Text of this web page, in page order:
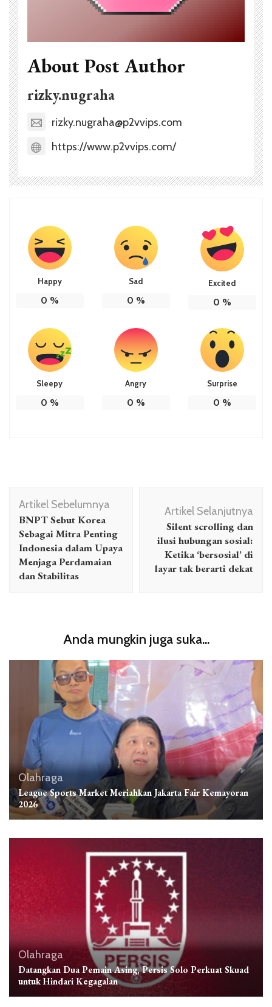
About Post Author
rizky.nugraha
rizky.nugraha@p2vvips.com
https://www.p2vvips.com/
Happy
0 %
Sad
0 %
Excited
0 %
Sleepy
0 %
Angry
0 %
Surprise
0 %
Navigasi
Artikel
Artikel Sebelumnya
BNPT Sebut Korea
Sebagai Mitra Penting
Indonesia dalam Upaya
Menjaga Perdamaian
dan Stabilitas
Artikel Selanjutnya
Silent scrolling dan
ilusi hubungan sosial:
Ketika ‘bersosial’ di
layar tak berarti dekat
Anda mungkin juga suka...
Olahraga
League Sports Market Meriahkan Jakarta Fair Kemayoran
2026
Olahraga
Datangkan Dua Pemain Asing, Persis Solo Perkuat Skuad
untuk Hindari Kegagalan